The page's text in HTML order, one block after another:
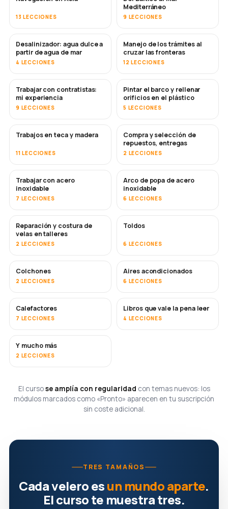
13 LECCIONES
Mediterráneo
9 LECCIONES
PRONTO
Desalinizador: agua dulce a
partir de agua de mar
4 LECCIONES
Manejo de los trámites al
cruzar las fronteras
12 LECCIONES
PRONTO
Trabajar con contratistas:
mi experiencia
9 LECCIONES
PRONTO
Pintar el barco y rellenar
orificios en el plástico
5 LECCIONES
Trabajos en teca y madera
11 LECCIONES
PRONTO
Compra y selección de
repuestos, entregas
2 LECCIONES
PRONTO
Trabajar con acero
inoxidable
7 LECCIONES
Arco de popa de acero
inoxidable
6 LECCIONES
PRONTO
Reparación y costura de
velas en talleres
2 LECCIONES
Toldos
6 LECCIONES
Colchones
2 LECCIONES
PRONTO
Aires acondicionados
6 LECCIONES
PRONTO
Calefactores
7 LECCIONES
PRONTO
Libros que vale la pena leer
4 LECCIONES
PRONTO
Y mucho más
2 LECCIONES
El cursose amplía con regularidad con temas nuevos: los
módulos marcados como «Pronto» aparecen en tu suscripción
sin coste adicional.
TRES TAMAÑOS
Cada velero esun mundo aparte.
El curso te muestra tres.